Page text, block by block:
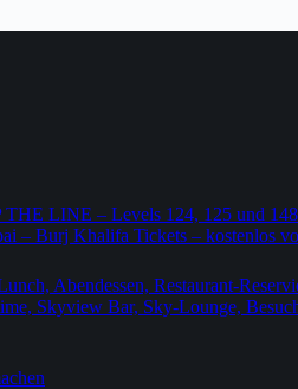
LINE – Levels 124, 125 und 148
– Burj Khalifa Tickets – kostenlos
Abendessen, Restaurant-
Skyview Bar, Sky-Lounge,